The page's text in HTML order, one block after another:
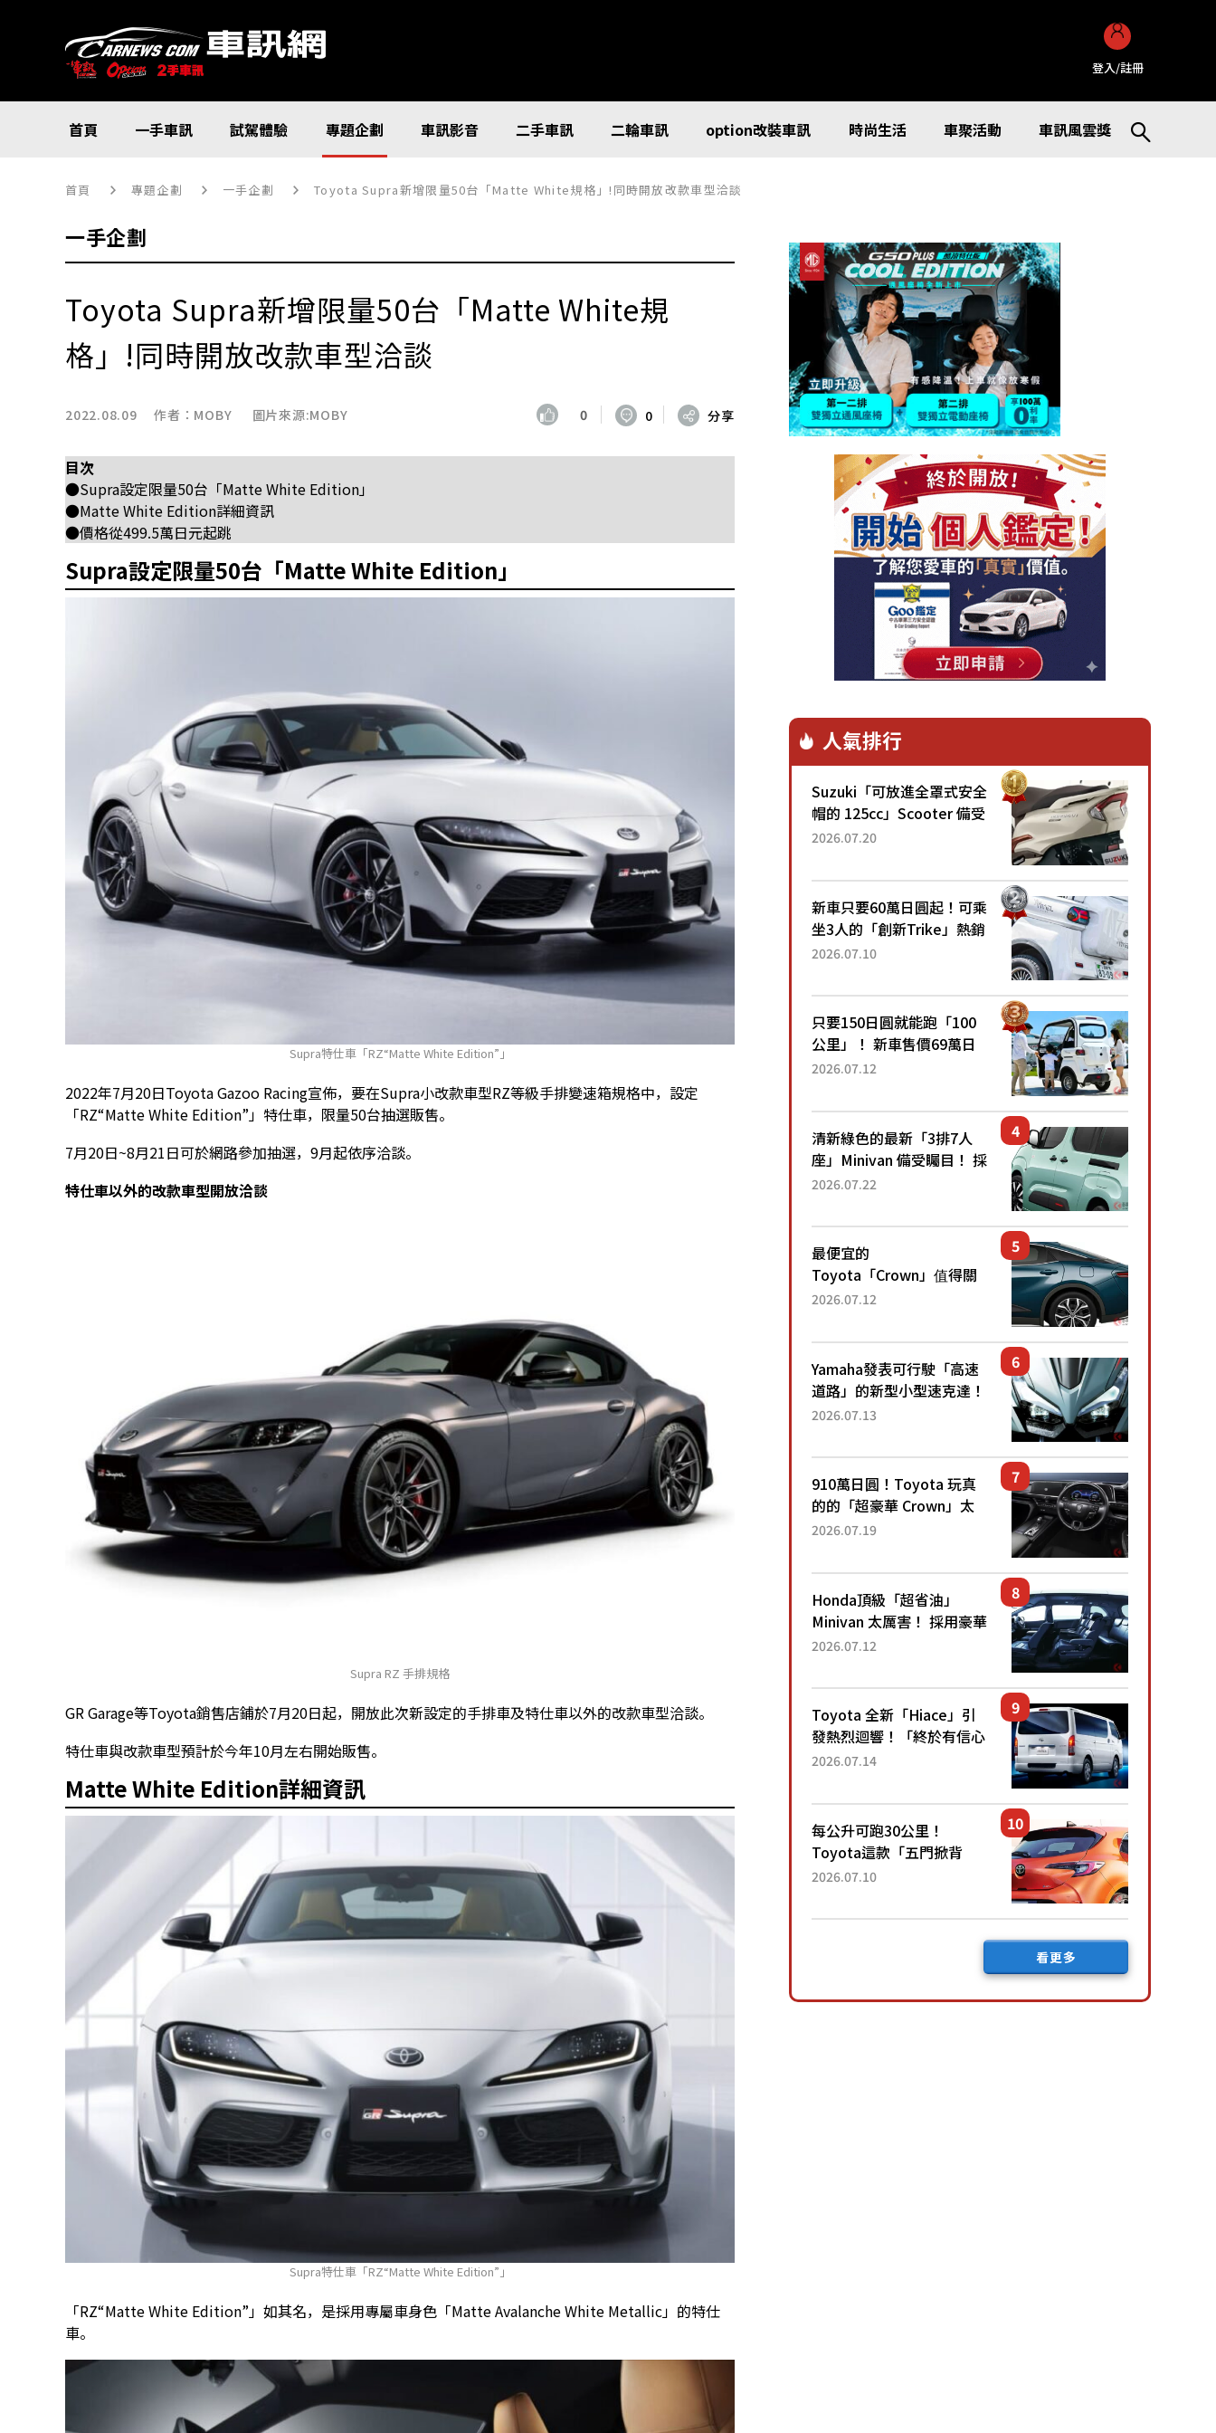
登入/註冊
首頁 一手車訊 試駕體驗 專題企劃 車訊影音 二手車訊 二輪車訊 option改裝車訊 時尚生活 車聚活動 車訊風雲獎
首頁 專題企劃 一手企劃 Toyota Supra新增限量50台「Matte White規格」!同時開放改款車型洽談
一手企劃
Toyota Supra新增限量50台「Matte White規
格」!同時開放改款車型洽談
2022.08.09 作者： MOBY 圖片來源:MOBY 0 0 分享
目次
●Supra設定限量50台「Matte White Edition」
●Matte White Edition詳細資訊
●價格從499.5萬日元起跳
Supra設定限量50台「Matte White Edition」
Supra特仕車「RZ“Matte White Edition”」
2022年7月20日Toyota Gazoo Racing宣佈，要在Supra小改款車型RZ等級手排變速箱規格中，設定
「RZ“Matte White Edition”」特仕車，限量50台抽選販售。
7月20日~8月21日可於網路參加抽選，9月起依序洽談。
特仕車以外的改款車型開放洽談
Supra RZ 手排規格
GR Garage等Toyota銷售店鋪於7月20日起，開放此次新設定的手排車及特仕車以外的改款車型洽談。
特仕車與改款車型預計於今年10月左右開始販售。
Matte White Edition詳細資訊
Supra特仕車「RZ“Matte White Edition”」
「RZ“Matte White Edition”」如其名，是採用專屬車身色「Matte Avalanche White Metallic」的特仕
車。
人氣排行
Suzuki「可放進全罩式安全
帽的 125cc」Scooter 備受
矚目！採用全新流線設計與
已陸續開始出口的新款
「B...
2026.07.20
新車只要60萬日圓起！可乘
坐3人的「創新Trike」熱銷
大賣成為人氣車款！「養車
日圓就能跑100公里」「小
朋友坐得...
2026.07.10
只要150日圓就能跑「100
公里」！ 新車售價69萬日
圓的「3人座」Trike大受歡
為何能迅速熱賣？
2026.07.12
清新綠色的最新「3排7人
座」Minivan 備受矚目！ 採
用全長4.7公尺剛剛好的車
還推出467萬元日圓起的5
人座版...
2026.07.22
最便宜的
Toyota「Crown」值得關
注！ 搭載4WD、每公升
眼！ 配備豐富、超越售價
水準，堪稱高CP值代表的
「...
2026.07.12
Yamaha發表可行駛「高速
道路」的新型小型速克達！
搭載能享受超強勁「渦輪
高階「Super Sport」車款
相同的...
2026.07.13
910萬日圓！Toyota 玩真
的的「超豪華 Crown」太
厲害了！採用由「匠人技
運動化「底盤設定」！還配
備專屬豪華...
2026.07.19
Honda頂級「超省油」
Minivan 太厲害！ 採用豪華
「真皮座椅」與專屬「黑色
公里，兼具優異節能表現與
舒適「三...
2026.07.12
Toyota 全新「Hiace」引
發熱烈迴響！「終於有信心
下訂了！」「哪個等級交車
後竟然還要等「超過半年」
才能交車？...
2026.07.14
每公升可跑30公里！
Toyota這款「五門掀背
車」真的很厲害！ 擁有全
尺寸」，配備全面升級！
2026.07.10
看更多